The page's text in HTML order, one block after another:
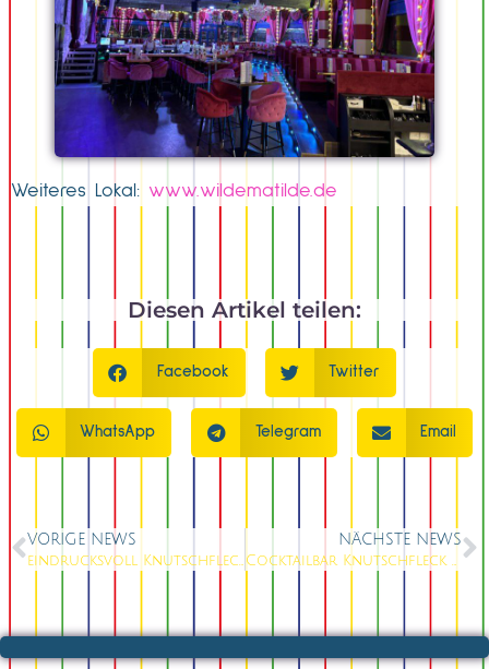
Weiteres Lokal: www.wildematilde.de
Diesen Artikel teilen:
Facebook Twitter
WhatsApp Telegram Email
VORIGE NEWS NÄCHSTE NEWS